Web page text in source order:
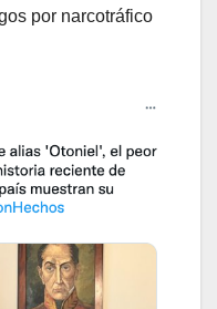
por narcotráfico